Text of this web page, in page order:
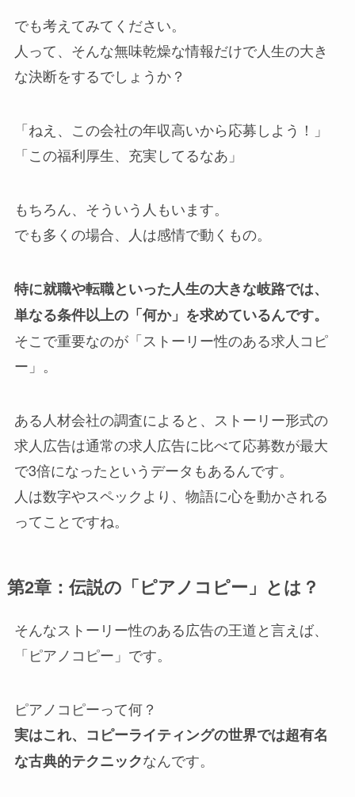
でも考えてみてください。
人って、そんな無味乾燥な情報だけで人生の大き
な決断をするでしょうか？
「ねえ、この会社の年収高いから応募しよう！」
「この福利厚生、充実してるなあ」
もちろん、そういう人もいます。
でも多くの場合、人は感情で動くもの。
特に就職や転職といった人生の大きな岐路では、
単なる条件以上の「何か」を求めているんです。
そこで重要なのが「ストーリー性のある求人コピ
ー」。
ある人材会社の調査によると、ストーリー形式の
求人広告は通常の求人広告に比べて応募数が最大
で3倍になったというデータもあるんです。
人は数字やスペックより、物語に心を動かされる
ってことですね。
第2章：伝説の「ピアノコピー」とは？
そんなストーリー性のある広告の王道と言えば、
「ピアノコピー」です。
ピアノコピーって何？
実はこれ、コピーライティングの世界では超有名
な古典的テクニックなんです。